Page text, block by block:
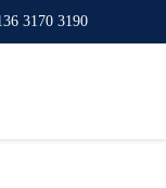
3170 3190